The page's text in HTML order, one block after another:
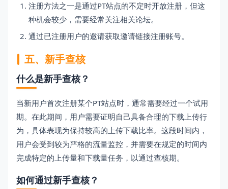
注册方法之一是通过PT站点的不定时开放注册，但这
种机会较少，需要经常关注相关论坛。
通过已注册用户的邀请获取邀请链接注册账号。
五、新手查核
什么是新手查核？
当新用户首次注册某个PT站点时，通常需要经过一个试用
期。在此期间，用户需要证明自己具备合理的下载上传行
为，具体表现为保持较高的上传下载比率。这段时间内，
用户会受到较为严格的流量监控，并需要在规定的时间内
完成特定的上传量和下载量任务，以通过查核期。
如何通过新手查核？